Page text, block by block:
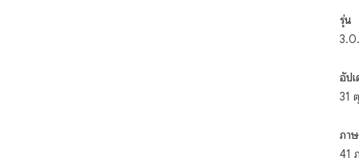
รุ่น
อัป
31
ภา
41